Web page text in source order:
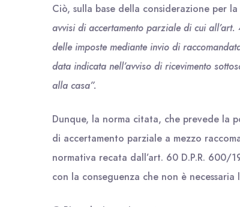
Ciò, sulla base della considerazione per
avvisi di accertamento parziale di cui
delle imposte mediante invio di
data indicata nell’avviso di ricevimento
alla casa”.
Dunque, la norma citata, che prevede la
di accertamento parziale a mezzo
normativa recata dall’art. 60 D.P.R. 600/
con la conseguenza che non è